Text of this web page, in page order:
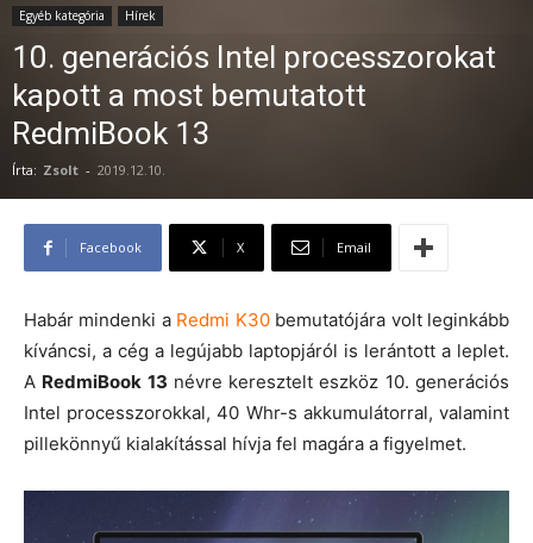
Egyéb kategória Hírek
10. generációs Intel processzorokat
kapott a most bemutatott
RedmiBook 13
Írta: Zsolt - 2019.12.10.
Facebook X Email
Habár mindenki a Redmi K30bemutatójára volt leginkább
kíváncsi, a cég a legújabb laptopjáról is lerántott a leplet.
A RedmiBook 13 névre keresztelt eszköz 10. generációs
Intel processzorokkal, 40 Whr-s akkumulátorral, valamint
pillekönnyű kialakítással hívja fel magára a figyelmet.